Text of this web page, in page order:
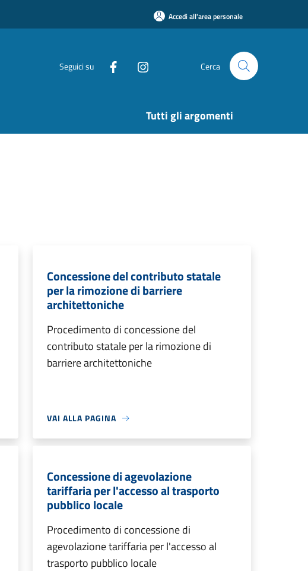
Accedi all'area personale
Seguici su Cerca
Tutti gli argomenti
Concessione del contributo statale
per la rimozione di barriere
architettoniche
Procedimento di concessione del
contributo statale per la rimozione di
barriere architettoniche
VAI ALLA PAGINA
Concessione di agevolazione
tariffaria per l'accesso al trasporto
pubblico locale
Procedimento di concessione di
agevolazione tariffaria per l'accesso al
trasporto pubblico locale